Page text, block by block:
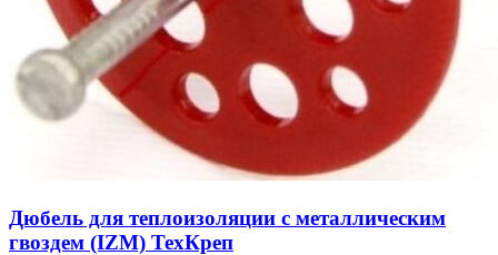
Дюбель для теплоизоляции с металлическим
гвоздем (IZM) ТехКреп